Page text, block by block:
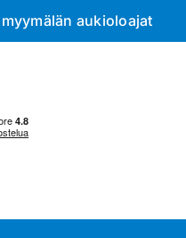
aukioloajat